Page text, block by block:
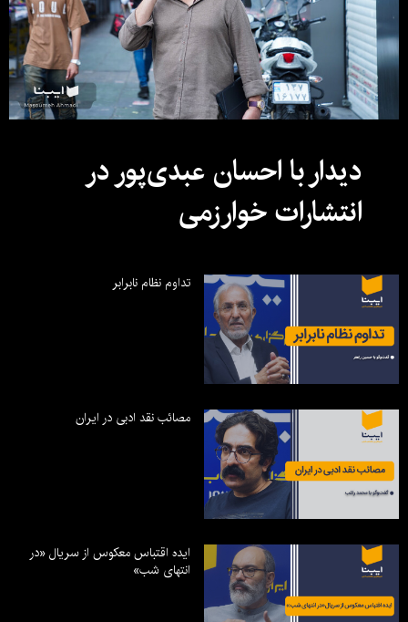
دیدار با احسان عبدی‌پور در
انتشارات خوارزمی
تداوم نظام نابرابر
مصائب نقد ادبی در ایران
ایده اقتباس معکوس از سریال «در
انتهای شب»